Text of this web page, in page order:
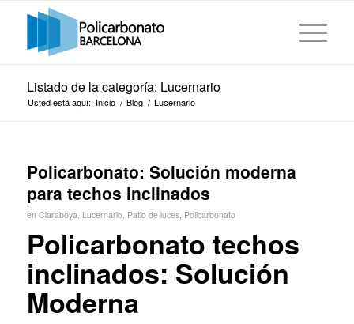
Listado de la categoría: Lucernario
Usted está aquí: Inicio / Blog / Lucernario
Policarbonato: Solución moderna
para techos inclinados
en Claraboya, Lucernario, Patio de luces, Policarbonato
Policarbonato techos
inclinados: Solución
Moderna